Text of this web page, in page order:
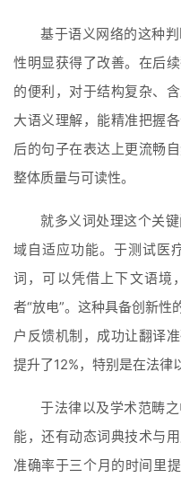
基于语义网络的这种
性明显获得了改善。在后
的便利，对于结构复杂、
大语义理解，能精准把握
后的句子在表达上更流畅
整体质量与可读性。
就多义词处理这个关
域自适应功能。于测试医
词，可以凭借上下文语境
者“放电”。这种具备创新性
户反馈机制，成功让翻译
提升了12%，特别是在法律
于法律以及学术范畴
能，还有动态词典技术与
准确率于三个月的时间里